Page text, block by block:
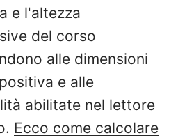
e l'altezza
del corso
alle dimensioni
e alle
abilitate nel lettore
Ecco come calcolare